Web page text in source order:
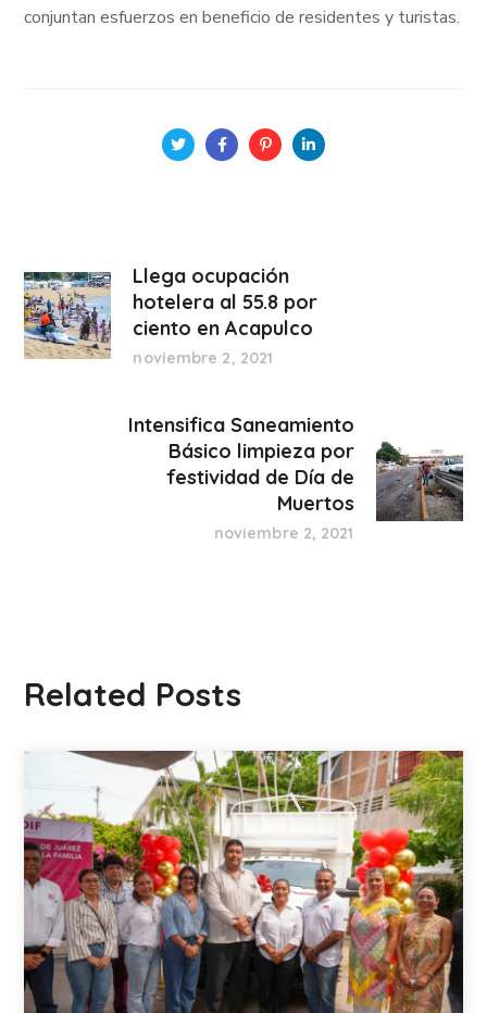
conjuntan esfuerzos en beneficio de residentes y turistas.
Llega ocupación
hotelera al 55.8 por
ciento en Acapulco
noviembre 2, 2021
Intensifica Saneamiento
Básico limpieza por
festividad de Día de
Muertos
noviembre 2, 2021
Related Posts